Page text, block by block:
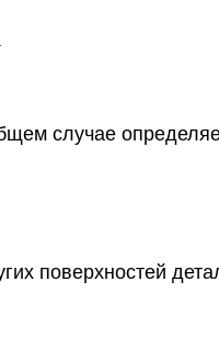
случае
поверхностей